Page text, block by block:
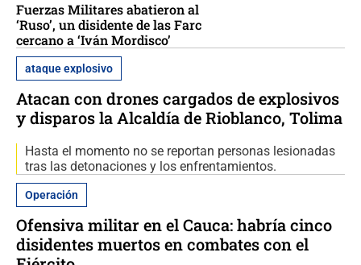
Fuerzas Militares abatieron al
‘Ruso’, un disidente de las Farc
cercano a ‘Iván Mordisco’
ataque explosivo
Atacan con drones cargados de explosivos
y disparos la Alcaldía de Rioblanco, Tolima
Hasta el momento no se reportan personas lesionadas
tras las detonaciones y los enfrentamientos.
Operación
Ofensiva militar en el Cauca: habría cinco
disidentes muertos en combates con el